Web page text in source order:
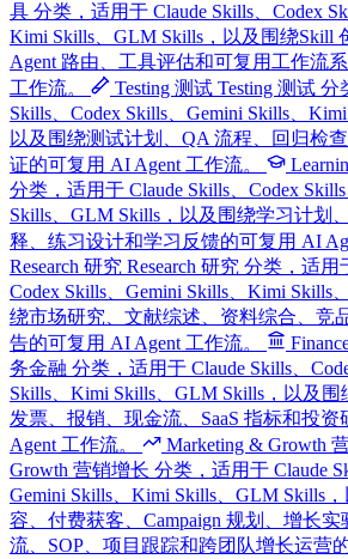
具 分类，适用于 Claude Skills、Codex
Kimi Skills、GLM Skills，以及围绕Skill
Agent 路由、工具评估和可复用工作流
工作流。
Testing 测试 Testing 测试 分
Skills、Codex Skills、Gemini Skills、
以及围绕测试计划、QA 流程、回归检
证的可复用 AI Agent 工作流。
分类，适用于 Claude Skills、Codex
Skills、GLM Skills，以及围绕学习计划
释、练习设计和学习反馈的可复用 AI
Research 研究 Research 研究 分类，适用
Codex Skills、Gemini Skills、Kimi Skills
绕市场研究、文献综述、资料综合、竞
告的可复用 AI Agent 工作流。
务金融 分类，适用于 Claude Skills、
Skills、Kimi Skills、GLM Skills，以及围
发票、报销、现金流、SaaS 指标和投
Agent 工作流。
Marketing & Growth
Growth 营销增长 分类，适用于 Claude
Gemini Skills、Kimi Skills、GLM Skills
容、付费获客、Campaign 规划、增长
流、SOP、项目跟踪和跨团队增长运营